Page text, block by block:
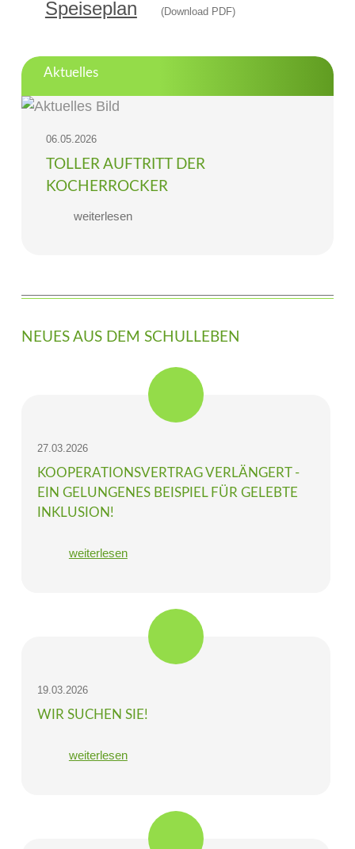
Speiseplan (Download PDF)
Aktuelles
06.05.2026
TOLLER AUFTRITT DER
KOCHERROCKER
weiterlesen
NEUES AUS DEM SCHULLEBEN
27.03.2026
KOOPERATIONSVERTRAG VERLÄNGERT -
EIN GELUNGENES BEISPIEL FÜR GELEBTE
INKLUSION!
weiterlesen
19.03.2026
WIR SUCHEN SIE!
weiterlesen